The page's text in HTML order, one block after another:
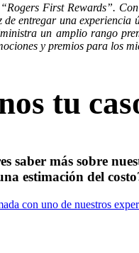
First Rewards”.
entregar una
un amplio rango
y premios para los
tu
más sobre
estimación del
con uno de nuestros